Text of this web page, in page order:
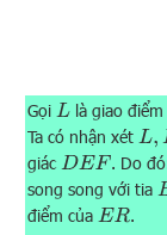
Gọi L là giao điểm
Ta có nhận xét L,K
giác DEF . Do
song song với tia B
điểm của ER .